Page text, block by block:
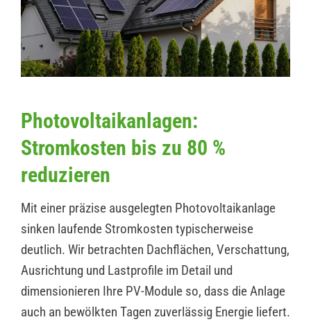
Photovoltaikanlagen:
Stromkosten bis zu 80 %
reduzieren
Mit einer präzise ausgelegten Photovoltaikanlage
sinken laufende Stromkosten typischerweise
deutlich. Wir betrachten Dachflächen, Verschattung,
Ausrichtung und Lastprofile im Detail und
dimensionieren Ihre PV-Module so, dass die Anlage
auch an bewölkten Tagen zuverlässig Energie liefert.